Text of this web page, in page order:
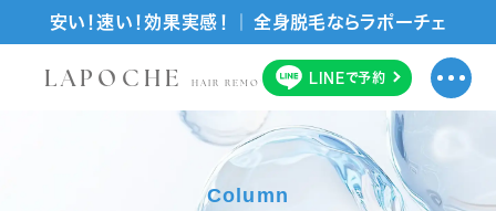
安い！速い！効果実感！ ｜ 全身脱毛ならラポーチェ
LAPOCHE HAIR REMOVAL SALONLINEで予約
Column